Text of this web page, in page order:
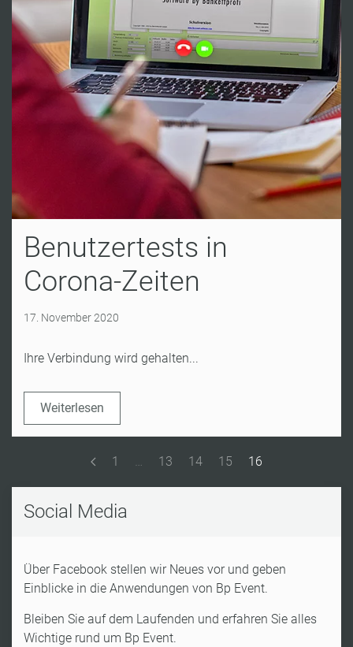
Benutzertests in
Corona-Zeiten
17. November 2020
Ihre Verbindung wird gehalten...
Weiterlesen
1 … 13 14 15 16
Social Media
Über Facebook stellen wir Neues vor und geben
Einblicke in die Anwendungen von Bp Event.
Bleiben Sie auf dem Laufenden und erfahren Sie alles
Wichtige rund um Bp Event.